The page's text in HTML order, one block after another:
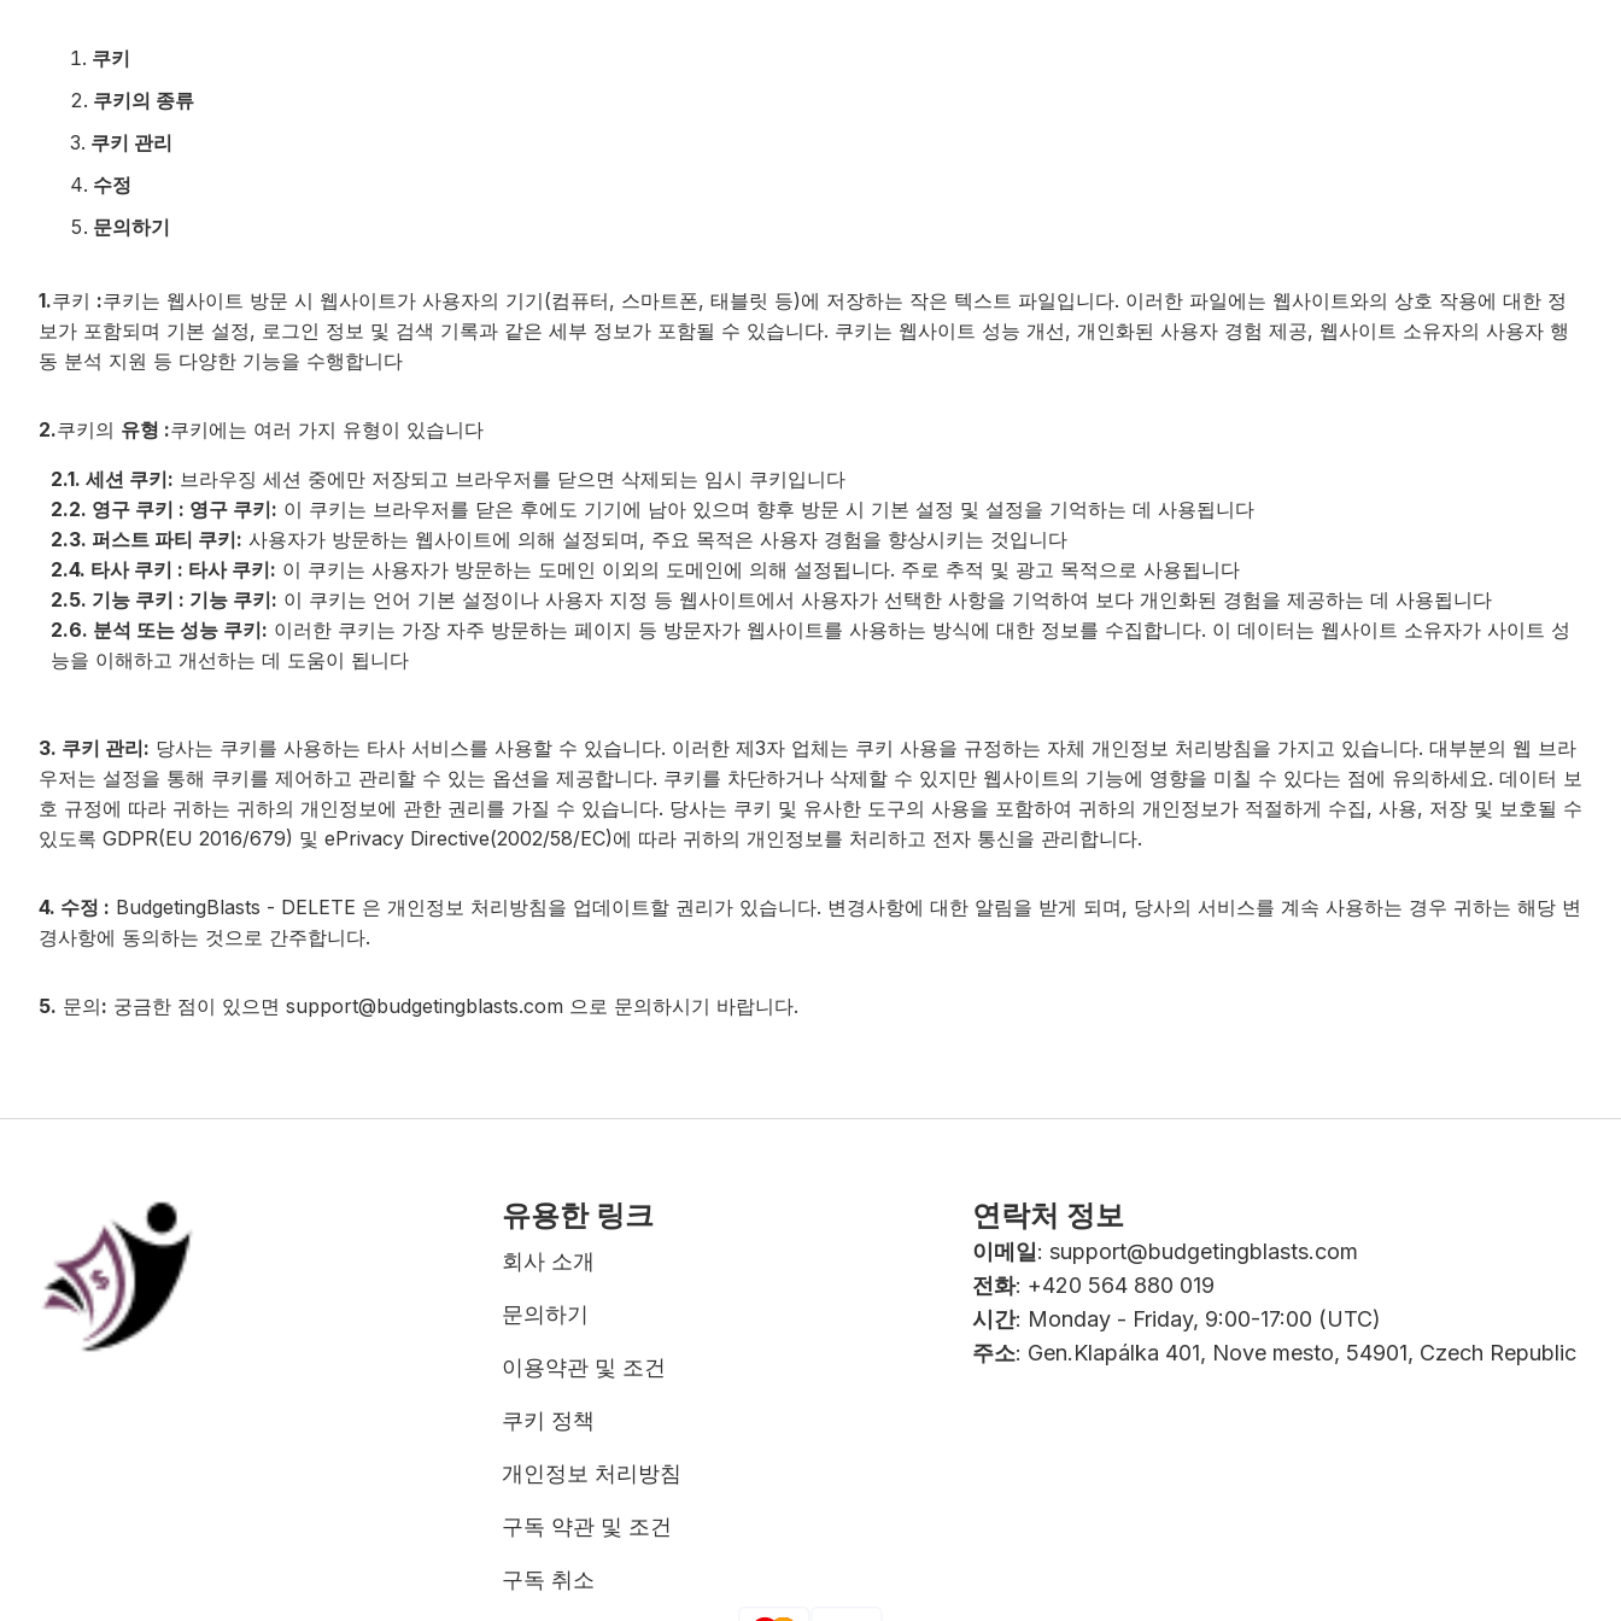
쿠키
쿠키의 종류
쿠키 관리
수정
문의하기
1.쿠키 :쿠키는 웹사이트 방문 시 웹사이트가 사용자의 기기(컴퓨터, 스마트폰, 태블릿 등)에 저장하는 작은 텍스트 파일입니다. 이러한 파일에는 웹사이트와의 상호 작용에 대한 정
보가 포함되며 기본 설정, 로그인 정보 및 검색 기록과 같은 세부 정보가 포함될 수 있습니다. 쿠키는 웹사이트 성능 개선, 개인화된 사용자 경험 제공, 웹사이트 소유자의 사용자 행
동 분석 지원 등 다양한 기능을 수행합니다
2.쿠키의 유형 :쿠키에는 여러 가지 유형이 있습니다
2.1. 세션 쿠키: 브라우징 세션 중에만 저장되고 브라우저를 닫으면 삭제되는 임시 쿠키입니다
2.2. 영구 쿠키 : 영구 쿠키: 이 쿠키는 브라우저를 닫은 후에도 기기에 남아 있으며 향후 방문 시 기본 설정 및 설정을 기억하는 데 사용됩니다
2.3. 퍼스트 파티 쿠키: 사용자가 방문하는 웹사이트에 의해 설정되며, 주요 목적은 사용자 경험을 향상시키는 것입니다
2.4. 타사 쿠키 : 타사 쿠키: 이 쿠키는 사용자가 방문하는 도메인 이외의 도메인에 의해 설정됩니다. 주로 추적 및 광고 목적으로 사용됩니다
2.5. 기능 쿠키 : 기능 쿠키: 이 쿠키는 언어 기본 설정이나 사용자 지정 등 웹사이트에서 사용자가 선택한 사항을 기억하여 보다 개인화된 경험을 제공하는 데 사용됩니다
2.6. 분석 또는 성능 쿠키: 이러한 쿠키는 가장 자주 방문하는 페이지 등 방문자가 웹사이트를 사용하는 방식에 대한 정보를 수집합니다. 이 데이터는 웹사이트 소유자가 사이트 성
능을 이해하고 개선하는 데 도움이 됩니다
3. 쿠키 관리: 당사는 쿠키를 사용하는 타사 서비스를 사용할 수 있습니다. 이러한 제3자 업체는 쿠키 사용을 규정하는 자체 개인정보 처리방침을 가지고 있습니다. 대부분의 웹 브라
우저는 설정을 통해 쿠키를 제어하고 관리할 수 있는 옵션을 제공합니다. 쿠키를 차단하거나 삭제할 수 있지만 웹사이트의 기능에 영향을 미칠 수 있다는 점에 유의하세요. 데이터 보
호 규정에 따라 귀하는 귀하의 개인정보에 관한 권리를 가질 수 있습니다. 당사는 쿠키 및 유사한 도구의 사용을 포함하여 귀하의 개인정보가 적절하게 수집, 사용, 저장 및 보호될 수
있도록 GDPR(EU 2016/679) 및 ePrivacy Directive(2002/58/EC)에 따라 귀하의 개인정보를 처리하고 전자 통신을 관리합니다.
4. 수정 : BudgetingBlasts - DELETE 은 개인정보 처리방침을 업데이트할 권리가 있습니다. 변경사항에 대한 알림을 받게 되며, 당사의 서비스를 계속 사용하는 경우 귀하는 해당 변
경사항에 동의하는 것으로 간주합니다.
5. 문의: 궁금한 점이 있으면 support@budgetingblasts.com 으로 문의하시기 바랍니다.
유용한 링크
회사 소개
문의하기
이용약관 및 조건
쿠키 정책
개인정보 처리방침
구독 약관 및 조건
구독 취소
연락처 정보
이메일 : support@budgetingblasts.com
전화: +420 564 880 019
시간: Monday - Friday, 9:00-17:00 (UTC)
주소: Gen.Klapálka 401, Nove mesto, 54901, Czech Republic